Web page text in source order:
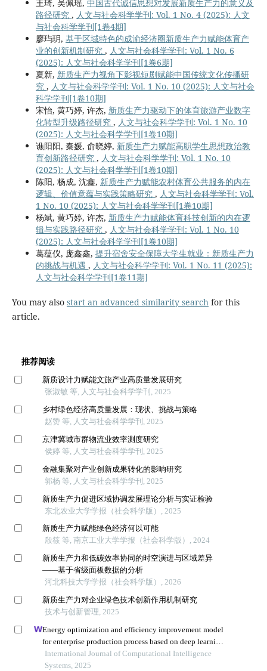
王琦, 吴佩瑶, 中国古代诚信思想对发展新质生产力的意义及
路径研究 , 人文与社会科学学刊: Vol. 1 No. 4 (2025): 人文
与社会科学学刊[1卷4期]
廖玙玥, 基于区域特色的成渝经济圈新质生产力赋能体育产
业的创新机制研究 , 人文与社会科学学刊: Vol. 1 No. 6
(2025): 人文与社会科学学刊[1卷6期]
夏新, 新质生产力视角下影视短剧赋能中国传统文化传播研
究 , 人文与社会科学学刊: Vol. 1 No. 10 (2025): 人文与社会
科学学刊[1卷10期]
宋怡, 黄巧婷, 许杰, 新质生产力驱动下的体育旅游产业数字
化转型升级路径研究 , 人文与社会科学学刊: Vol. 1 No. 10
(2025): 人文与社会科学学刊[1卷10期]
谯阳阳, 秦媛, 俞晓婷, 新质生产力赋能高职学生思想政治教
育创新路径研究 , 人文与社会科学学刊: Vol. 1 No. 10
(2025): 人文与社会科学学刊[1卷10期]
陈阳, 杨成, 沈鑫, 新质生产力赋能农村体育公共服务的内在
逻辑、价值意蕴与实践策略研究 , 人文与社会科学学刊: Vol.
1 No. 10 (2025): 人文与社会科学学刊[1卷10期]
杨斌, 黄巧婷, 许杰, 新质生产力赋能体育科技创新的内在逻
辑与实践路径研究 , 人文与社会科学学刊: Vol. 1 No. 10
(2025): 人文与社会科学学刊[1卷10期]
葛蕴仪, 庞鑫鑫, 提升宿舍安全保障大学生就业：新质生产力
的挑战与机遇 , 人文与社会科学学刊: Vol. 1 No. 11 (2025):
人文与社会科学学刊[1卷11期]
You may also start an advanced similarity searchfor this
article.
推荐阅读
新质设计力赋能文旅产业高质量发展研究
张淑敏 等, 人文与社会科学学刊, 2025
乡村绿色经济高质量发展：现状、挑战与策略
赵赞 等, 人文与社会科学学刊, 2025
京津冀城市群物流业效率测度研究
侯婷 等, 人文与社会科学学刊, 2025
金融集聚对产业创新成果转化的影响研究
郭杨 等, 人文与社会科学学刊, 2025
新质生产力促进区域协调发展理论分析与实证检验
东北农业大学学报（社会科学版）, 2025
新质生产力赋能绿色经济何以可能
殷筱 等, 南京工业大学学报（社会科学版）, 2024
新质生产力和低碳效率协同的时空演进与区域差异
——基于省级面板数据的分析
河北科技大学学报（社会科学版）, 2026
新质生产力对企业绿色技术创新作用机制研究
技术与创新管理, 2025
Energy optimization and efficiency improvement model
for enterprise production process based on deep learning
under the background of carbon peak and carbon
neutrality
International Journal of Computational Intelligence
Systems, 2025